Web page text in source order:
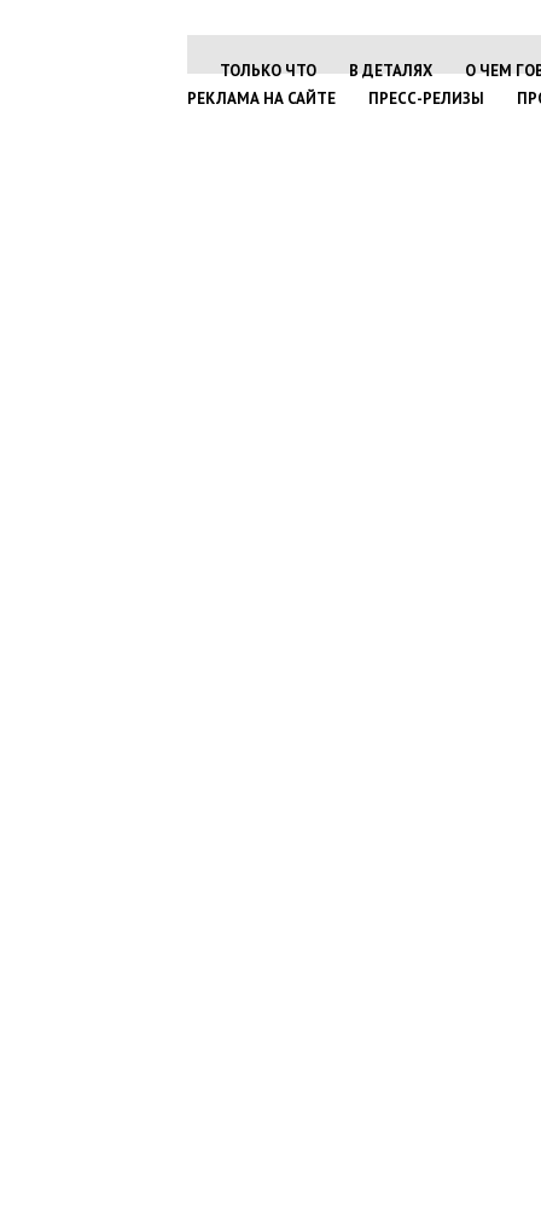
ТОЛЬКО ЧТО В ДЕТАЛЯХ
О ЧЕМ
РЕКЛАМА НА САЙТЕ
ПРЕСС-РЕЛИЗЫ